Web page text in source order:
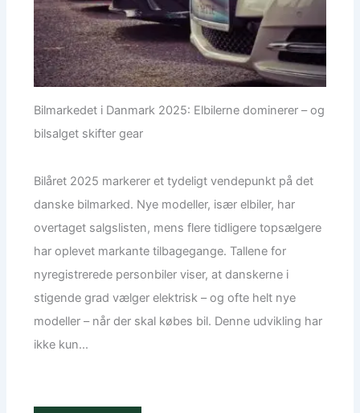
Bilmarkedet i Danmark 2025: Elbilerne dominerer – og
bilsalget skifter gear
Bilåret 2025 markerer et tydeligt vendepunkt på det
danske bilmarked. Nye modeller, især elbiler, har
overtaget salgslisten, mens flere tidligere topsælgere
har oplevet markante tilbagegange. Tallene for
nyregistrerede personbiler viser, at danskerne i
stigende grad vælger elektrisk – og ofte helt nye
modeller – når der skal købes bil. Denne udvikling har
ikke kun...